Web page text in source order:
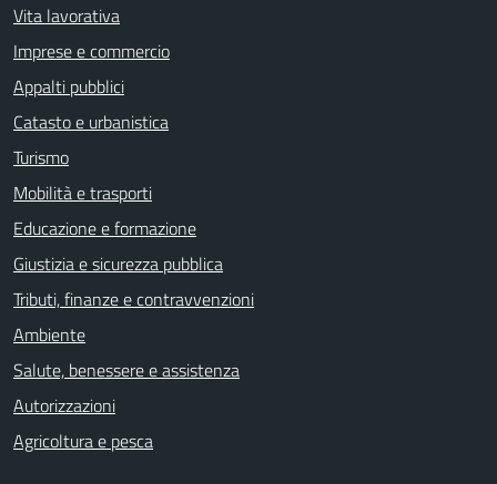
Vita lavorativa
Imprese e commercio
Appalti pubblici
Catasto e urbanistica
Turismo
Mobilità e trasporti
Educazione e formazione
Giustizia e sicurezza pubblica
Tributi, finanze e contravvenzioni
Ambiente
Salute, benessere e assistenza
Autorizzazioni
Agricoltura e pesca